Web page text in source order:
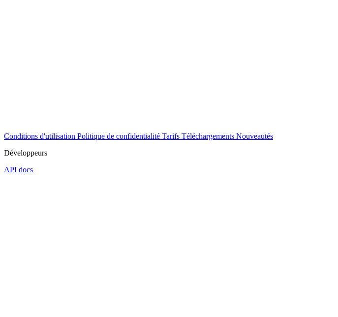
Conditions d'utilisation Politique de confidentialité Tarifs Téléchargements Nouveautés
Développeurs
API docs